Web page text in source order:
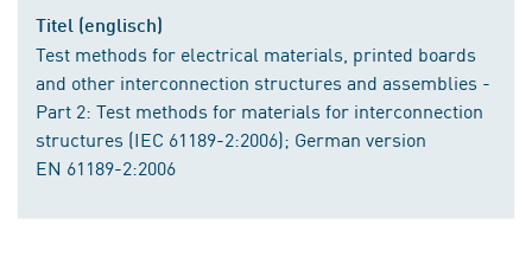
Titel (englisch)
Test methods for electrical materials, printed boards
and other interconnection structures and assemblies -
Part 2: Test methods for materials for interconnection
structures (IEC 61189-2:2006); German version
EN 61189-2:2006